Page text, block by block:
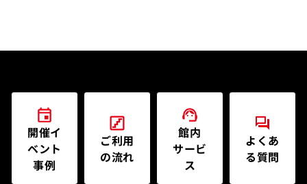
開催イ
ベント
事例
ご利用
の流れ
館内
サービ
ス
よくあ
る質問